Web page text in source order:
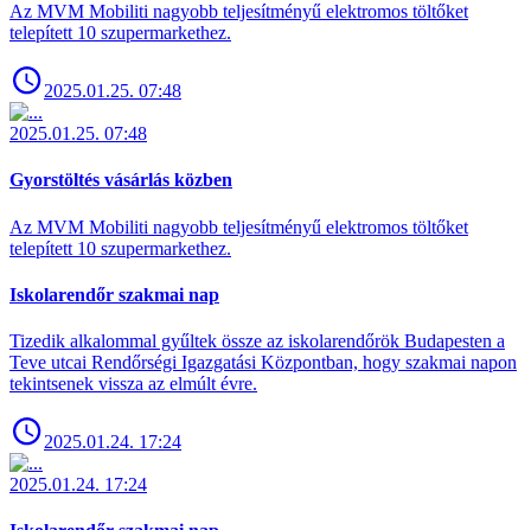
Az MVM Mobiliti nagyobb teljesítményű elektromos töltőket
telepített 10 szupermarkethez.
2025.01.25. 07:48
2025.01.25. 07:48
Gyorstöltés vásárlás közben
Az MVM Mobiliti nagyobb teljesítményű elektromos töltőket
telepített 10 szupermarkethez.
Iskolarendőr szakmai nap
Tizedik alkalommal gyűltek össze az iskolarendőrök Budapesten a
Teve utcai Rendőrségi Igazgatási Központban, hogy szakmai napon
tekintsenek vissza az elmúlt évre.
2025.01.24. 17:24
2025.01.24. 17:24